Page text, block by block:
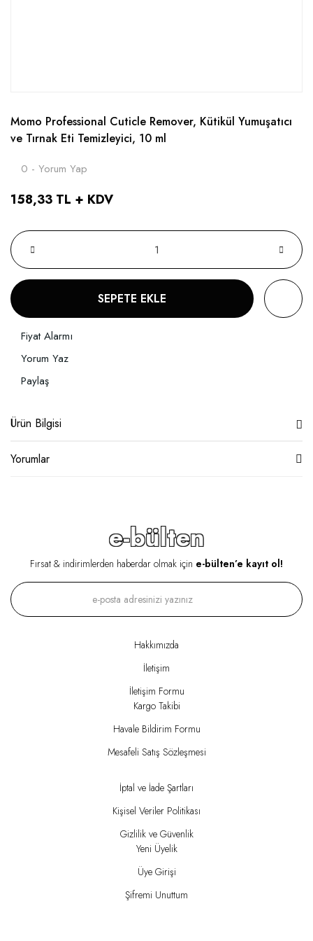
Momo Professional Cuticle Remover, Kütikül Yumuşatıcı
ve Tırnak Eti Temizleyici, 10 ml
0 - Yorum Yap
158,33 TL + KDV
SEPETE EKLE
Fiyat Alarmı
Yorum Yaz
Paylaş
Ürün Bilgisi
Yorumlar
e-bülten
Fırsat & indirimlerden haberdar olmak için e-bülten’e kayıt ol!
Hakkımızda
İletişim
İletişim Formu
Kargo Takibi
Havale Bildirim Formu
Mesafeli Satış Sözleşmesi
İptal ve İade Şartları
Kişisel Veriler Politikası
Gizlilik ve Güvenlik
Yeni Üyelik
Üye Girişi
Şifremi Unuttum